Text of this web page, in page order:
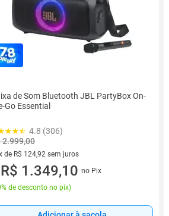
de Som Bluetooth JBL PartyBox On-
Go Essential
4.8 (306)
2.999,00
de R$ 124,92 sem juros
vez de R$ 124,92 sem juros
R$ 1.349,10 no Pix
de desconto no pix)